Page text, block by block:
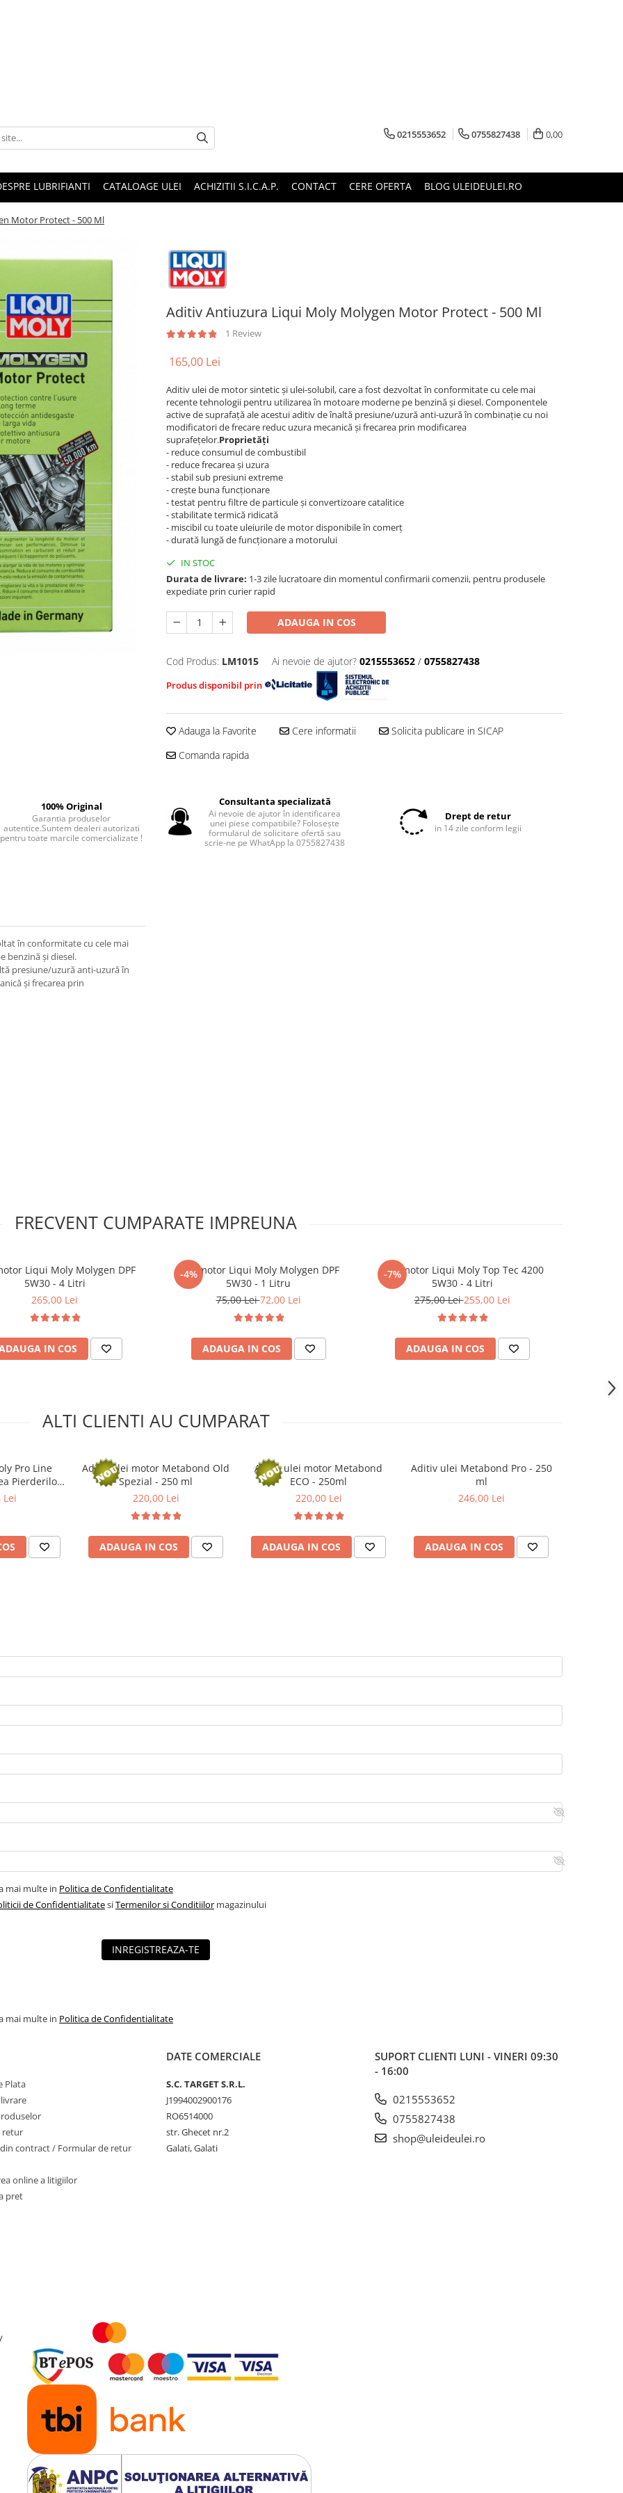
0215553652 0755827438 0,00
LUBRIFIANTI CATALOAGE ULEI ACHIZITII S.I.C.A.P. CONTACT CERE OFERTA BLOG ULEIDEULEI.RO
Motor Protect - 500 Ml
Aditiv Antiuzura Liqui Moly Molygen Motor Protect - 500 Ml
1 Review
165,00 Lei
Aditiv ulei de motor sintetic și ulei-solubil, care a fost dezvoltat în conformitate cu cele mai
recente tehnologii pentru utilizarea în motoare moderne pe benzină și diesel. Componentele
active de suprafață ale acestui aditiv de înaltă presiune/uzură anti-uzură în combinație cu noi
modificatori de frecare reduc uzura mecanică și frecarea prin modificarea
suprafețelor.Proprietăţi
- reduce consumul de combustibil
- reduce frecarea și uzura
- stabil sub presiuni extreme
- crește buna funcționare
- testat pentru filtre de particule și convertizoare catalitice
- stabilitate termică ridicată
- miscibil cu toate uleiurile de motor disponibile în comerț
- durată lungă de funcționare a motorului
IN STOC
Durata de livrare: 1-3 zile lucratoare din momentul confirmarii comenzii, pentru produsele
expediate prin curier rapid
ADAUGA IN COS
Cod Produs: LM1015 Ai nevoie de ajutor? 0215553652 / 0755827438
Produs disponibil prin
Adauga la Favorite Cere informatii
Solicita publicare in SICAP
Comanda rapida
100% Original
Garantia produselor
autentice.Suntem dealeri autorizati
pentru toate marcile comercializate !
Consultanta specializată
Ai nevoie de ajutor în identificarea
unei piese compatibile? Folosește
formularul de solicitare ofertă sau
scrie-ne pe WhatApp la 0755827438
Drept de retur
in 14 zile conform legii
în conformitate cu cele mai
benzină și diesel.
presiune/uzură anti-uzură în
și frecarea prin
utilizarea pe motociclete cu
ulei cu 500 ml. Din motive de
după schimbarea uleiului.
disponibile în comerţ.
FRECVENT CUMPARATE IMPREUNA
Liqui Moly Molygen DPF
5W30 - 4 Litri
265,00 Lei
IN COS
-4%
Ulei motor Liqui Moly Molygen DPF
5W30 - 1 Litru
75,00 Lei72,00 Lei
ADAUGA IN COS
-7%
Ulei motor Liqui Moly Top Tec 4200
5W30 - 4 Litri
275,00 Lei255,00 Lei
ADAUGA IN COS
ALTI CLIENTI AU CUMPARAT
Pro Line
Pierderilor
Litru
Lei
Aditiv ulei motor Metabond Old
Spezial - 250 ml
220,00 Lei
ADAUGA IN COS
Aditiv ulei motor Metabond
ECO - 250ml
220,00 Lei
ADAUGA IN COS
Aditiv ulei Metabond Pro - 250
ml
246,00 Lei
ADAUGA IN COS
mai multe in Politica de Confidentialitate
de ConfidentialitatesiTermenilor si Conditiilor magazinului
INREGISTREAZA-TE
mai multe in Politica de Confidentialitate
Plata
retur
contract / Formular de retur
online a litigiilor
pret
DATE COMERCIALE
S.C. TARGET S.R.L.
J1994002900176
RO6514000
str. Ghecet nr.2
Galati, Galati
SUPORT CLIENTI LUNI - VINERI 09:30
- 16:00
0215553652
0755827438
shop@uleideulei.ro